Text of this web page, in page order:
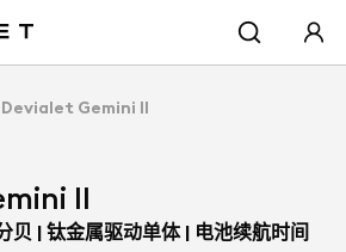
Devialet Gemini II
II
贝 | 钛金属驱动单体 | 电池续航时间